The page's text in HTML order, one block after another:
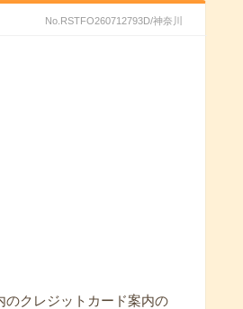
No.RSTFO260712793D/神奈川
クレジットカード案内の